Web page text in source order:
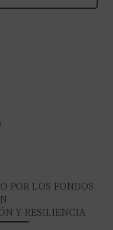
POR LOS FONDOS
Y RESILIENCIA